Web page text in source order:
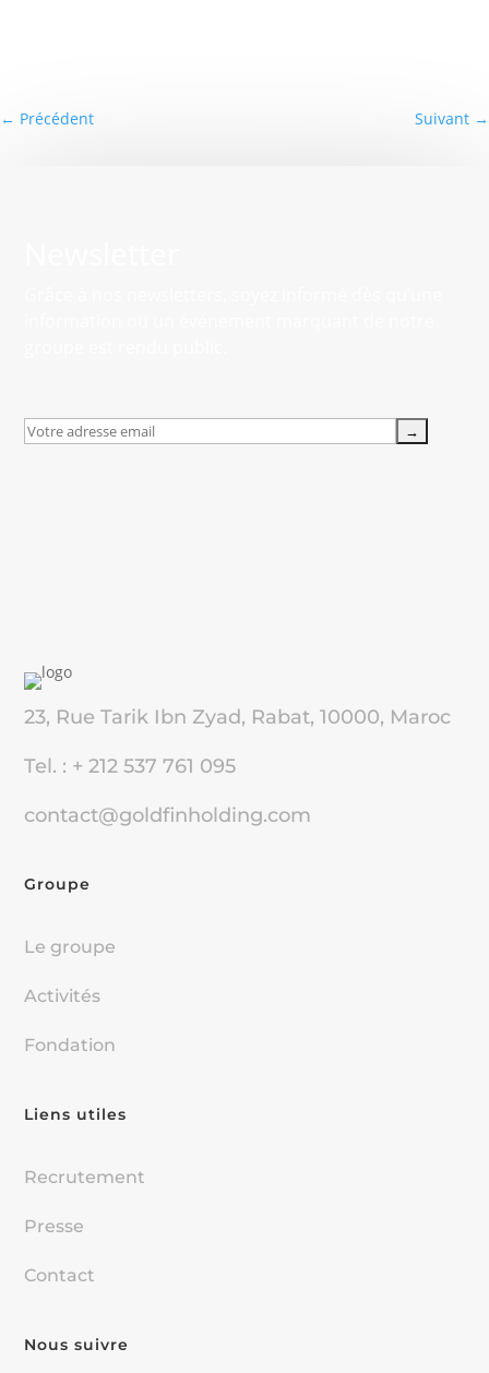
← Précédent Suivant →
23, Rue Tarik Ibn Zyad, Rabat, 10000, Maroc
Tel. : + 212 537 761 095
contact@goldfinholding.com
Groupe
Le groupe
Activités
Fondation
Liens utiles
Recrutement
Presse
Contact
Nous suivre